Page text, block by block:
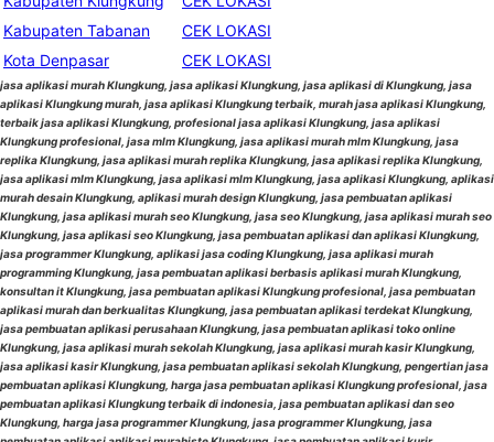
Kabupaten Tabanan
CEK LOKASI
Kota Denpasar
CEK LOKASI
jasa aplikasi murah Klungkung, jasa aplikasi Klungkung, jasa aplikasi di Klungkung, jasa
aplikasi Klungkung murah, jasa aplikasi Klungkung terbaik, murah jasa aplikasi Klungkung,
terbaik jasa aplikasi Klungkung, profesional jasa aplikasi Klungkung, jasa aplikasi
Klungkung profesional, jasa mlm Klungkung, jasa aplikasi murah mlm Klungkung, jasa
replika Klungkung, jasa aplikasi murah replika Klungkung, jasa aplikasi replika Klungkung,
jasa aplikasi mlm Klungkung, jasa aplikasi mlm Klungkung, jasa aplikasi Klungkung, aplikasi
murah desain Klungkung, aplikasi murah design Klungkung, jasa pembuatan aplikasi
Klungkung, jasa aplikasi murah seo Klungkung, jasa seo Klungkung, jasa aplikasi murah seo
Klungkung, jasa aplikasi seo Klungkung, jasa pembuatan aplikasi dan aplikasi Klungkung,
jasa programmer Klungkung, aplikasi jasa coding Klungkung, jasa aplikasi murah
programming Klungkung, jasa pembuatan aplikasi berbasis aplikasi murah Klungkung,
konsultan it Klungkung, jasa pembuatan aplikasi Klungkung profesional, jasa pembuatan
aplikasi murah dan berkualitas Klungkung, jasa pembuatan aplikasi terdekat Klungkung,
jasa pembuatan aplikasi perusahaan Klungkung, jasa pembuatan aplikasi toko online
Klungkung, jasa aplikasi murah sekolah Klungkung, jasa aplikasi murah kasir Klungkung,
jasa aplikasi kasir Klungkung, jasa pembuatan aplikasi sekolah Klungkung, pengertian jasa
pembuatan aplikasi Klungkung, harga jasa pembuatan aplikasi Klungkung profesional, jasa
pembuatan aplikasi Klungkung terbaik di indonesia, jasa pembuatan aplikasi dan seo
Klungkung, harga jasa programmer Klungkung, jasa programmer Klungkung, jasa